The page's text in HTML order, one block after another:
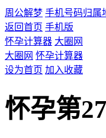
周公解梦 手机号码归属
返回首页 手机版
怀孕计算器 大圈网
大圈网 怀孕计算器
设为首页 加入收藏
怀孕第